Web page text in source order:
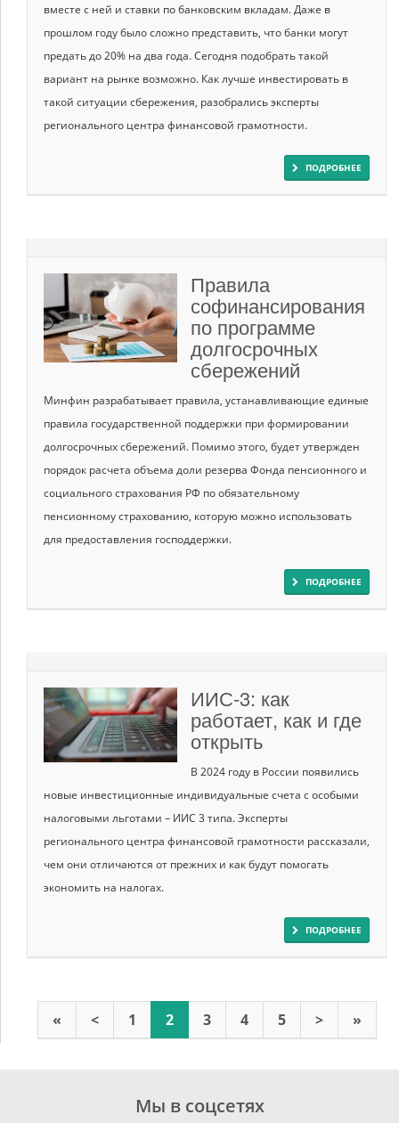
вместе с ней и ставки по банковским вкладам. Даже в
прошлом году было сложно представить, что банки могут
предать до 20% на два года. Сегодня подобрать такой
вариант на рынке возможно. Как лучше инвестировать в
такой ситуации сбережения, разобрались эксперты
регионального центра финансовой грамотности.
ПОДРОБНЕЕ
Правила
софинансирования
по программе
долгосрочных
сбережений
Минфин разрабатывает правила, устанавливающие единые
правила государственной поддержки при формировании
долгосрочных сбережений. Помимо этого, будет утвержден
порядок расчета объема доли резерва Фонда пенсионного и
социального страхования РФ по обязательному
пенсионному страхованию, которую можно использовать
для предоставления господдержки.
ПОДРОБНЕЕ
ИИС-3: как
работает, как и где
открыть
В 2024 году в России появились
новые инвестиционные индивидуальные счета с особыми
налоговыми льготами – ИИС 3 типа. Эксперты
регионального центра финансовой грамотности рассказали,
чем они отличаются от прежних и как будут помогать
экономить на налогах.
ПОДРОБНЕЕ
« < 1 2 3 4 5 > »
Мы в соцсетях